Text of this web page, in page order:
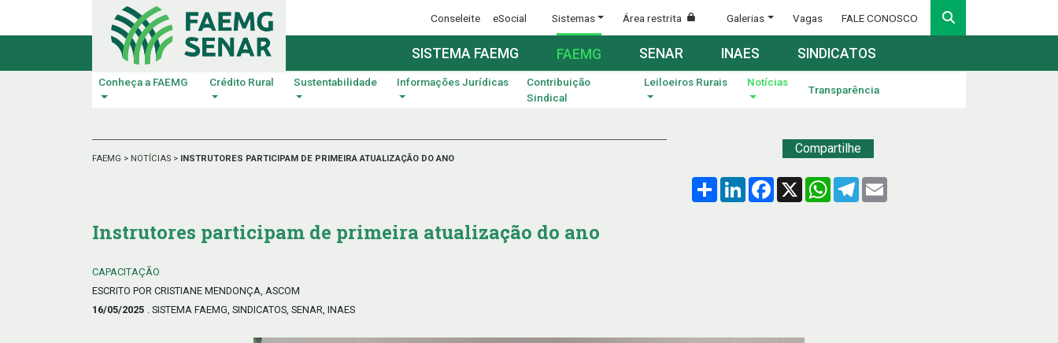
Conseleite eSocial Sistemas Área restrita Galerias Vagas FALE CONOSCO
SISTEMA FAEMG FAEMG SENAR INAES SINDICATOS
Conheça a FAEMG Crédito Rural Sustentabilidade Informações Jurídicas
Contribuição
Sindical
Leiloeiros Rurais Notícias
Transparência
FAEMG > NOTÍCIAS > INSTRUTORES PARTICIPAM DE PRIMEIRA ATUALIZAÇÃO DO ANO
Compartilhe
Compartilhar
LinkedInFacebook
X WhatsApp
Telegram
Instrutores participam de primeira atualização do ano
CAPACITAÇÃO
ESCRITO POR CRISTIANE MENDONÇA, ASCOM
16/05/2025
. SISTEMA FAEMG, SINDICATOS, SENAR, INAES